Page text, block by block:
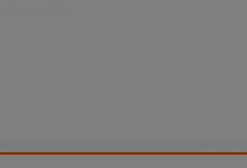
player may use cookies or other